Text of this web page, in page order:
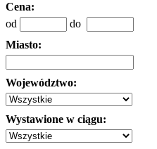
Cena:
od
do
Miasto:
Województwo:
Wystawione w ciągu: